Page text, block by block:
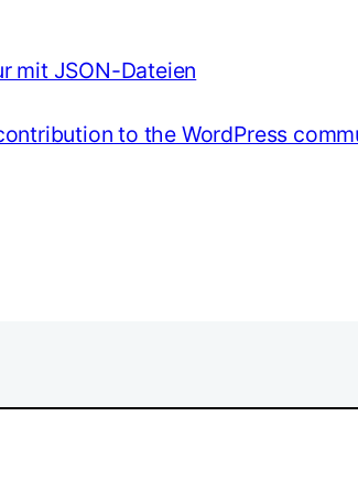
mit JSON-Dateien
to the WordPress